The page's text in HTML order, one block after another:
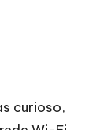
curioso,